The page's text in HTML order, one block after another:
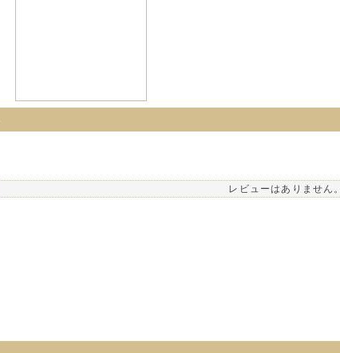
レビューはありません。